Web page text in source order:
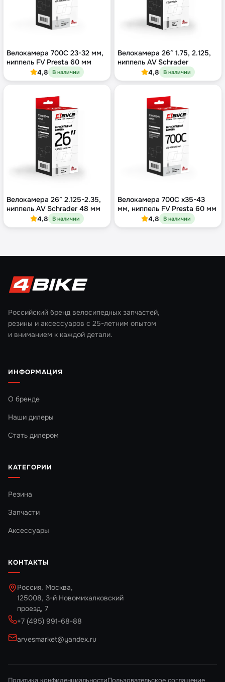
Велокамера 700C 23-32 мм,
ниппель FV Presta 60 мм
4,8 В наличии
Велокамера 26″ 1.75, 2.125,
ниппель AV Schrader
4,8 В наличии
Велокамера 26″ 2.125-2.35,
ниппель AV Schrader 48 мм
4,8 В наличии
Велокамера 700C x35-43
мм, ниппель FV Presta 60 мм
4,8 В наличии
Российский бренд велосипедных запчастей,
резины и аксессуаров с 25-летним опытом
и вниманием к каждой детали.
ИНФОРМАЦИЯ
О бренде
Наши дилеры
Стать дилером
КАТЕГОРИИ
Резина
Запчасти
Аксессуары
КОНТАКТЫ
Россия, Москва,
125008, 3-й Новомихалковский
проезд, 7
+7 (495) 991-68-88
arvesmarket@yandex.ru